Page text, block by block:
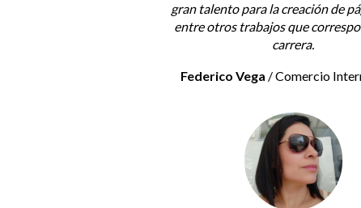
gran talento para la creación de
entre otros trabajos que
carrera.
Federico Vega /Comercio